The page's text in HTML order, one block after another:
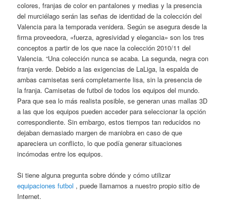
colores, franjas de color en pantalones y medias y la presencia
del murciélago serán las señas de identidad de la colección del
Valencia para la temporada venidera. Según se asegura desde la
firma proveedora, «fuerza, agresividad y elegancia» son los tres
conceptos a partir de los que nace la colección 2010/11 del
Valencia. “Una colección nunca se acaba. La segunda, negra con
franja verde. Debido a las exigencias de LaLiga, la espalda de
ambas camisetas será completamente lisa, sin la presencia de
la franja. Camisetas de futbol de todos los equipos del mundo.
Para que sea lo más realista posible, se generan unas mallas 3D
a las que los equipos pueden acceder para seleccionar la opción
correspondiente. Sin embargo, estos tiempos tan reducidos no
dejaban demasiado margen de maniobra en caso de que
apareciera un conflicto, lo que podía generar situaciones
incómodas entre los equipos.
Si tiene alguna pregunta sobre dónde y cómo utilizar
equipaciones futbol , puede llamarnos a nuestro propio sitio de
Internet.